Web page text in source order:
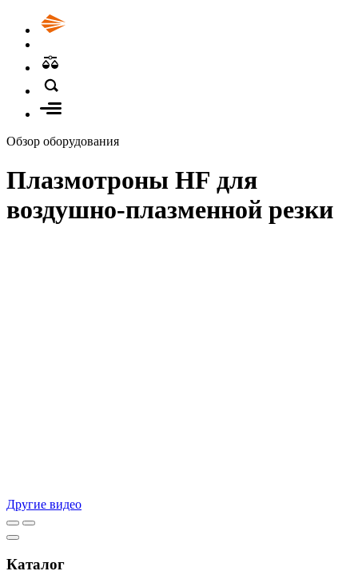
Обзор оборудования
Плазмотроны HF для
воздушно-плазменной резки
Другие видео
Каталог